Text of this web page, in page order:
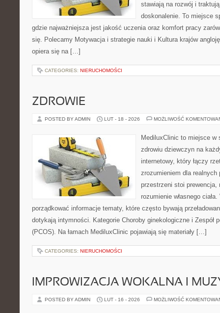
stawiają na rozwój i
doskonalenie. To miejsce
gdzie najważniejsza jest jakość uczenia oraz komfort pracy
się. Polecamy Motywacja i strategie nauki i Kultura krajów
opiera się na […]
CATEGORIES: NIERUCHOMOŚCI
ZDROWIE
POSTED BY ADMIN LUT - 18 - 2026 MOŻLIWOŚĆ
MediluxClinic to miejsce
zdrowiu dziewczyn na
internetowy, który łączy
zrozumieniem dla
przestrzeni stoi prewencja,
rozumienie własnego
porządkować informacje tematy, które często bywają
dotykają intymności. Kategorie Choroby ginekologiczne i Zespół
(PCOS). Na łamach MediluxClinic pojawiają się materiały […]
CATEGORIES: NIERUCHOMOŚCI
IMPROWIZACJA WOKALNA I
POSTED BY ADMIN LUT - 16 - 2026 MOŻLIWOŚĆ